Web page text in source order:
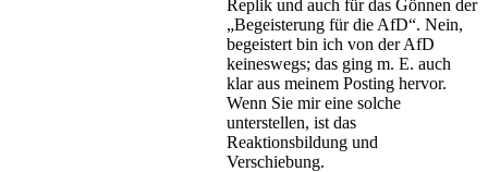
Replik und auch für das Gönnen der
„Begeisterung für die AfD“. Nein,
begeistert bin ich von der AfD
keineswegs; das ging m. E. auch
klar aus meinem Posting hervor.
Wenn Sie mir eine solche
unterstellen, ist das
Reaktionsbildung und
Verschiebung.